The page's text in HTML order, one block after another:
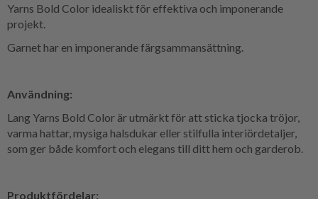
Yarns Bold Color idealiskt för effektiva och imponerande
projekt.
Garnet har en imponerande färgsammansättning.
Användning:
Lang Yarns Bold Color är utmärkt för att sticka tjocka tröjor,
varma hattar, mysiga halsdukar eller stilfulla interiördetaljer,
som ger både komfort och elegans till ditt hem och garderob.
Produktfördelar: